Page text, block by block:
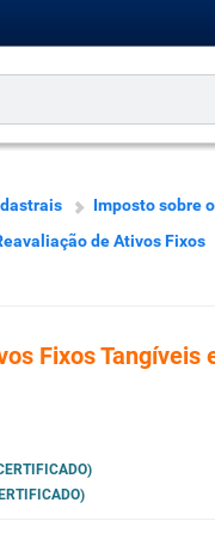
Imposto sobre o
de Ativos Fixos
Fixos Tangíveis